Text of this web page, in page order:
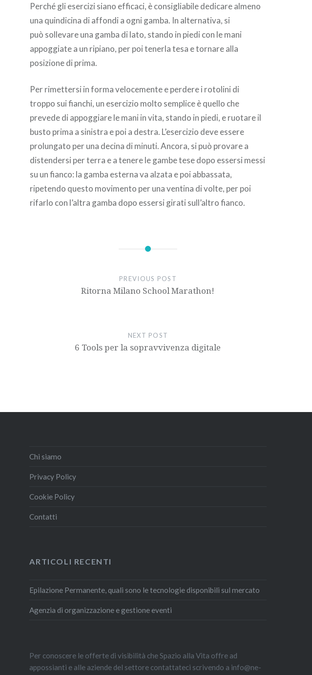
Perché gli esercizi siano efficaci, è consigliabile dedicare almeno
una quindicina di affondi a ogni gamba. In alternativa, si
può sollevare una gamba di lato, stando in piedi con le mani
appoggiate a un ripiano, per poi tenerla tesa e tornare alla
posizione di prima.
Per rimettersi in forma velocemente e perdere i rotolini di
troppo sui fianchi, un esercizio molto semplice è quello che
prevede di appoggiare le mani in vita, stando in piedi, e ruotare il
busto prima a sinistra e poi a destra. L’esercizio deve essere
prolungato per una decina di minuti. Ancora, si può provare a
distendersi per terra e a tenere le gambe tese dopo essersi messi
su un fianco: la gamba esterna va alzata e poi abbassata,
ripetendo questo movimento per una ventina di volte, per poi
rifarlo con l’altra gamba dopo essersi girati sull’altro fianco.
PREVIOUS POST
Ritorna Milano School Marathon!
NEXT POST
6 Tools per la sopravvivenza digitale
Chi siamo
Privacy Policy
Cookie Policy
Contatti
ARTICOLI RECENTI
Epilazione Permanente, quali sono le tecnologie disponibili sul mercato
Agenzia di organizzazione e gestione eventi
Per conoscere le offerte di visibilità che Spazio alla Vita offre ad
appossianti e alle aziende del settore contattateci scrivendo a info@ne-